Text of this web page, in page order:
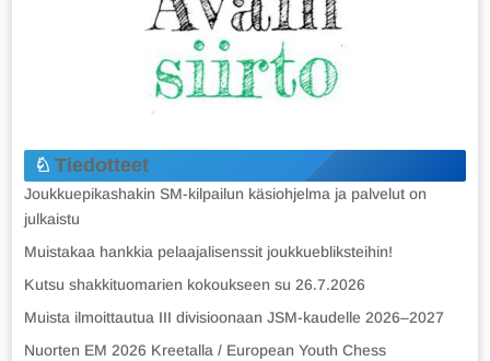
Tiedotteet
Joukkuepikashakin SM-kilpailun käsiohjelma ja palvelut on
julkaistu
Muistakaa hankkia pelaajalisenssit joukkuebliksteihin!
Kutsu shakkituomarien kokoukseen su 26.7.2026
Muista ilmoittautua III divisioonaan JSM-kaudelle 2026–2027
Nuorten EM 2026 Kreetalla / European Youth Chess